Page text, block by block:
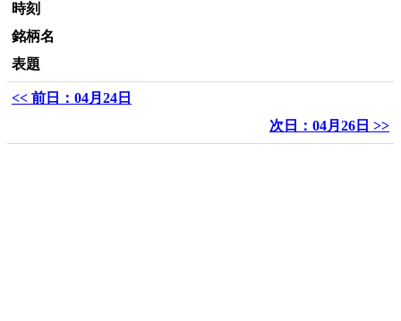
時刻
銘柄名
表題
<< 前日：04月24日
次日：04月26日 >>